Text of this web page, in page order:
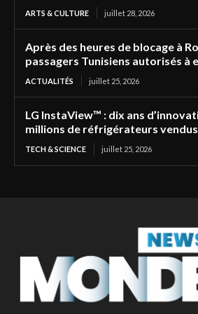
ARTS & CULTURE juillet 28, 2026
Après des heures de blocage à
passagers Tunisiens autorisés à
ACTUALITÉS juillet 25, 2026
LG InstaView™ : dix ans
millions de réfrigérateurs vendus
TECH & SCIENCE juillet 25, 2026